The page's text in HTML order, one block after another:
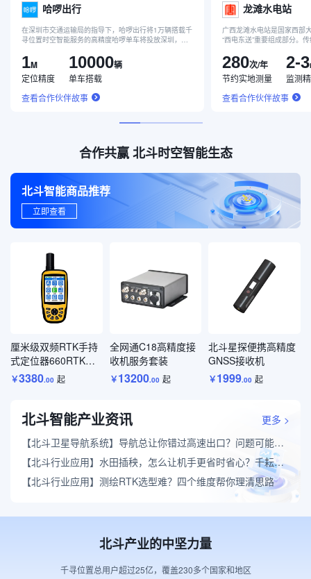
哈啰出行
在深圳市交通运输局的指导下，哈啰出行将1万辆搭载千
寻位置时空智能服务的高精度哈啰单车将投放深圳，共
子围栏停车技术”有效解决车辆的停放问题。
1M
定位精度
10000辆
单车搭载
查看合作伙伴故事
龙滩水电站
广西龙滩水电站是国家西部
“西电东送”重要组成部分。
法完成。同时，每个月工作
坝爬坡60公里，完成24次实
自动化监测设备后，工作人
达到毫米级。
280次/年
节约实地测量
2-3
监测
查看合作伙伴故事
合作共赢 北斗时空智能生态
北斗智能商品推荐
立即查看
厘米级双频RTK手持
式定位器660RTK服
务套装
￥3380.00 起
全网通C18高精度接
收机服务套装
￥13200.00 起
北斗星探便携高精度
GNSS接收机
￥1999.00 起
北斗智能产业资讯
更多 >
【北斗卫星导航系统】 导航总让你错过高速出口？问题可能出在定位精度上
【北斗行业应用】 水田插秧，怎么让机手更省时省心？千耘QYX农机自动驾驶做到了
【北斗行业应用】 测绘RTK选型难？四个维度帮你理清思路
北斗产业的中坚力量
千寻位置总用户超过25亿，覆盖230多个国家和地区